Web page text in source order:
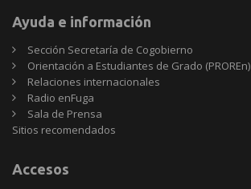
Ayuda e información
Sección Secretaría de Cogobierno
Orientación a Estudiantes de Grado (PROREn)
Relaciones internacionales
Radio enFuga
Sala de Prensa
Sitios
Sitios recomendados
Accesos